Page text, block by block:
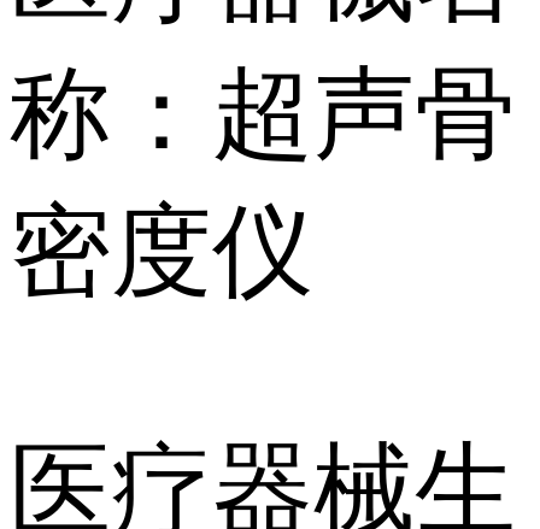
称：超声骨
密度仪
医疗器械生